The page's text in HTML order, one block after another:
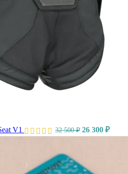
V1 32 500₽ 26 300 ₽